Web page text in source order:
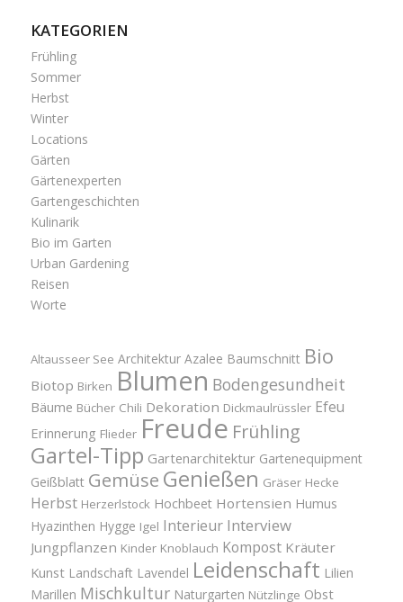
KATEGORIEN
Frühling
Sommer
Herbst
Winter
Locations
Gärten
Gärtenexperten
Gartengeschichten
Kulinarik
Bio im Garten
Urban Gardening
Reisen
Worte
Altausseer See Architektur Azalee Baumschnitt Bio
Biotop Birken Blumen Bodengesundheit
Bäume Bücher Chili Dekoration Dickmaulrüssler Efeu
Erinnerung Flieder Freude Frühling
Gartel-Tipp Gartenarchitektur Gartenequipment
Geißblatt Gemüse Genießen Gräser Hecke
Herbst Herzerlstock Hochbeet Hortensien Humus
Hyazinthen Hygge Igel Interieur Interview
Jungpflanzen Kinder Knoblauch Kompost Kräuter
Kunst Landschaft Lavendel Leidenschaft Lilien
Marillen Mischkultur Naturgarten Nützlinge Obst